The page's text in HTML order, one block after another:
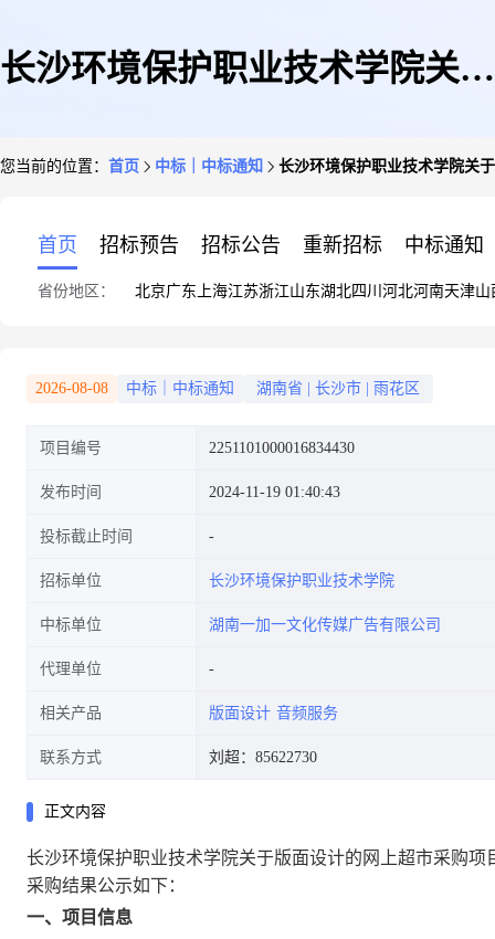
长沙环境保护职业技术学院关于
您当前的位置： 首页 中标｜中标通知 长沙环境保护职业技术学院关
首页 招标预告 招标公告 重新招标 中标通知
省份地区： 北京广东 上海江苏浙江山东湖北四川 河北河南天津山
2026-08-08 中标｜中标通知 湖南省 长沙市 雨花区
项目编号 2251101000016834430
发布时间 2024-11-19 01:40:43
投标截止时间
招标单位 长沙环境保护职业技术学院
中标单位 湖南一加一文化传媒广告有限公司
代理单位
相关产品 版面设计 音频服务
联系方式 刘超：85622730
正文内容
长沙环境保护职业技术学院关于版面设计的网上超市采购项
采购结果公示如下：
一、项目信息